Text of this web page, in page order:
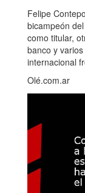
Felipe
bicampeón
como titular,
banco y
internacional
Olé.com.ar